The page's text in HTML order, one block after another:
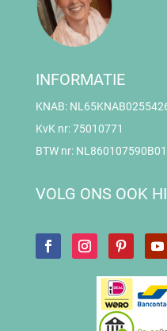
INFORMATIE
KNAB:
KvK nr: 75010771
BTW nr: NL860107590B01
VOLG ONS OOK